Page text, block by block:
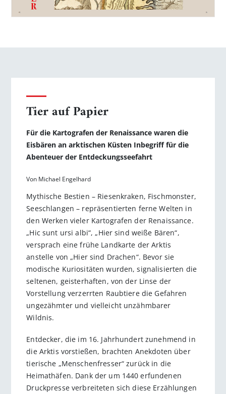
Tier auf Papier
Für die Kartografen der Renaissance waren die
Eisbären an arktischen Küsten Inbegriff für die
Abenteuer der Entdeckungsseefahrt
Von Michael Engelhard
Mythische Bestien – Riesenkraken, Fischmonster,
Seeschlangen – repräsentierten ferne Welten in
den Werken vieler Kartografen der Renaissance.
„Hic sunt ursi albi“, „Hier sind weiße Bären“,
versprach eine frühe Landkarte der ­Arktis
anstelle von „Hier sind Drachen“. Bevor sie
modische ­Kuriositäten wurden, signalisierten die
seltenen, geisterhaften, von der Linse der
Vorstellung verzerrten Raubtiere die Gefahren
ungezähmter und vielleicht unzähmbarer
Wildnis.
Entdecker, die im 16. Jahrhundert zunehmend in
die Arktis vorstießen, brachten Anekdoten über
tierische „Menschenfresser“ zurück in die
Heimathäfen. Dank der um 1440 erfundenen
Druckpresse verbreiteten sich diese Erzählungen